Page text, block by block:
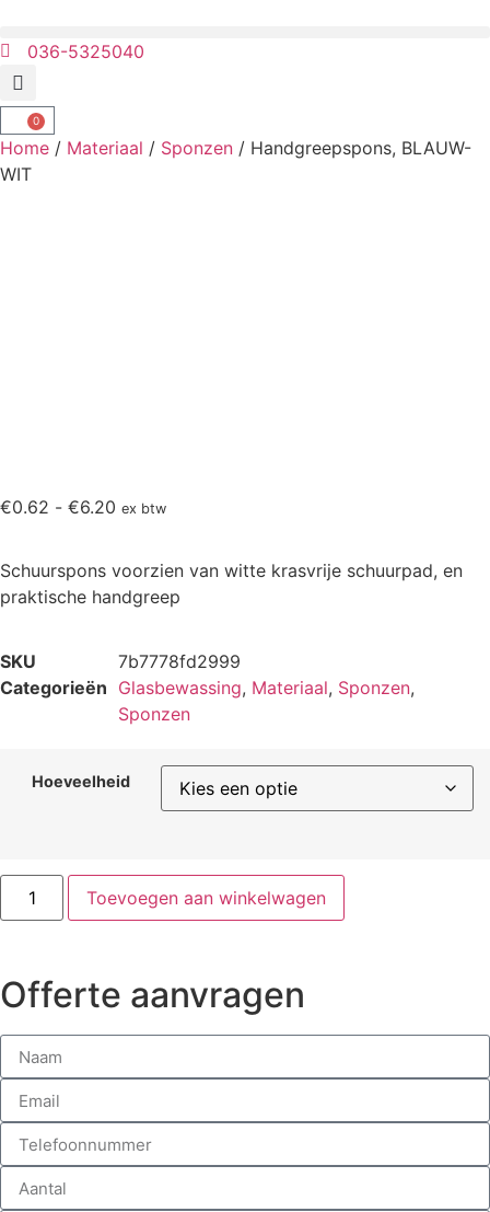
036-5325040
0
Home / Materiaal / Sponzen / Handgreepspons, BLAUW-
WIT
€0.62 - €6.20 ex btw
Schuurspons voorzien van witte krasvrije schuurpad, en
praktische handgreep
SKU
7b7778fd2999
Categorieën Glasbewassing, Materiaal, Sponzen,
Sponzen
Hoeveelheid
Toevoegen aan winkelwagen
Offerte aanvragen